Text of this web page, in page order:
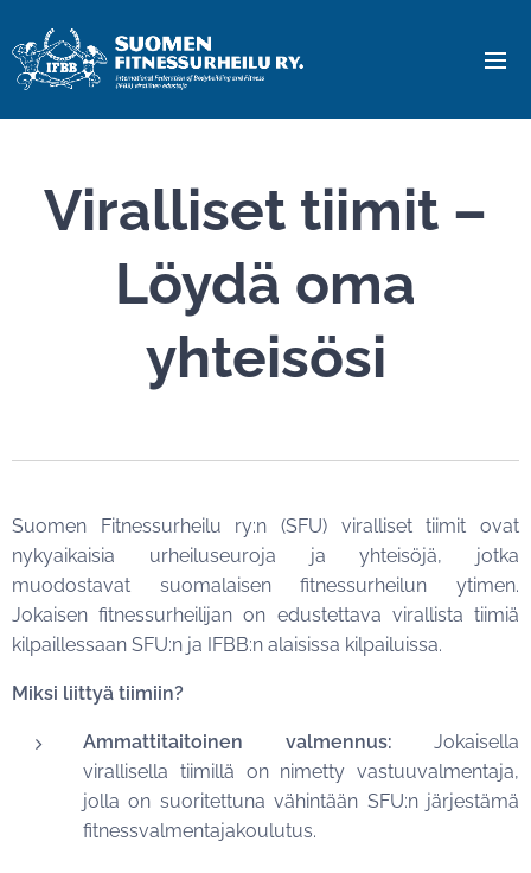
Viralliset tiimit –
Löydä oma
yhteisösi
Suomen Fitnessurheilu ry:n (SFU) viralliset tiimit ovat
nykyaikaisia urheiluseuroja ja yhteisöjä, jotka
muodostavat suomalaisen fitnessurheilun ytimen.
Jokaisen fitnessurheilijan on edustettava virallista tiimiä
kilpaillessaan SFU:n ja IFBB:n alaisissa kilpailuissa.
Miksi liittyä tiimiin?
Ammattitaitoinen valmennus: Jokaisella
virallisella tiimillä on nimetty vastuuvalmentaja,
jolla on suoritettuna vähintään SFU:n järjestämä
fitnessvalmentajakoulutus.